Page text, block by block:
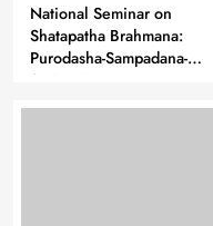
National Seminar on
Shatapatha Brahmana:
Purodasha-Sampadana-
Series 7